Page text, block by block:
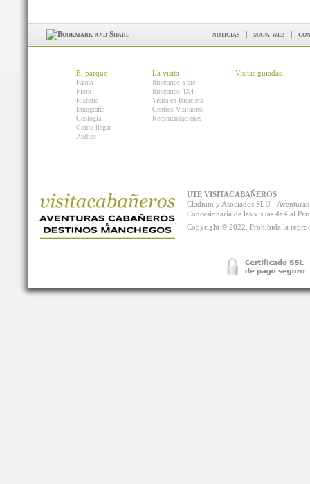
noticias | mapa web |
El parque
Fauna
Flora
Historia
Etnografía
Geología
Como llegar
Audios
La visita
Itinerarios a pie
Itinerarios 4X4
Visita en Bicicleta
Centros Visitantes
Recomendaciones
Visitas guiadas
UTE VISITACABAÑEROS
Cladium y Asociados SLU -
Concesionaria de las visitas 4x4 al
Copyright © 2022. Prohibida la